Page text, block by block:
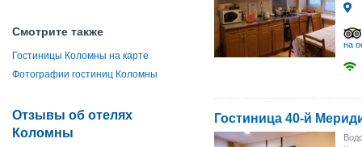
Смотрите также
Гостиницы Коломны на карте
Фотографии гостиниц Коломны
Отзывы об отелях
Коломны
на
Гостиница 40-й